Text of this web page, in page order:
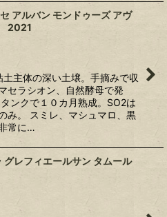
アルバン モンドゥーズ アヴ
2021
主体の深い土壌。手摘みで収
セラシオン、自然酵母で発
ンクで１０カ月熟成。SO2は
み。 スミレ、マシュマロ、黒
常に…
グレフィエールサン タムール